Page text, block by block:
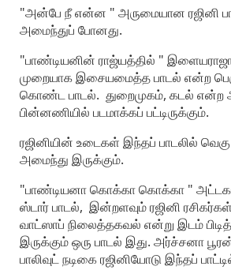
"அன்பே நீ என்ன " அருமையான ரஜினி
அமைந்துப் போனது.
"பாண்டியனின் ராஜ்யத்தில் "
முறையாக இசையமைத்த பாடல் என்ற
கொண்ட பாடல். துறைமுகம், கடல் என்ற
பின்னணியில் படமாக்கப் பட்டிருக்கும்.
ரஜினியின் உடைகள் இந்தப் பாடலில் வெகு
அமைந்து இருக்கும்.
"பாண்டியனா கொக்கா கொக்கா "
ஸ்டார் பாடல், இன்றளவும் ரஜினி
வாட்ஸாப் நிலைத்தகவல் என்று இடம்
இருக்கும் ஒரு பாடல் இது. அர்ச்சனா
பாலிவுட் நடிகை ரஜினியோடு இந்தப்